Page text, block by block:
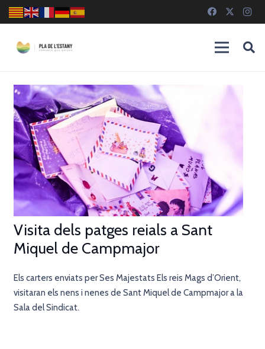
Visita dels patges reials a Sant
Miquel de Campmajor
Els carters enviats per Ses Majestats Els reis Mags d’Orient,
visitaran els nens i nenes de Sant Miquel de Campmajor a la
Sala del Sindicat.